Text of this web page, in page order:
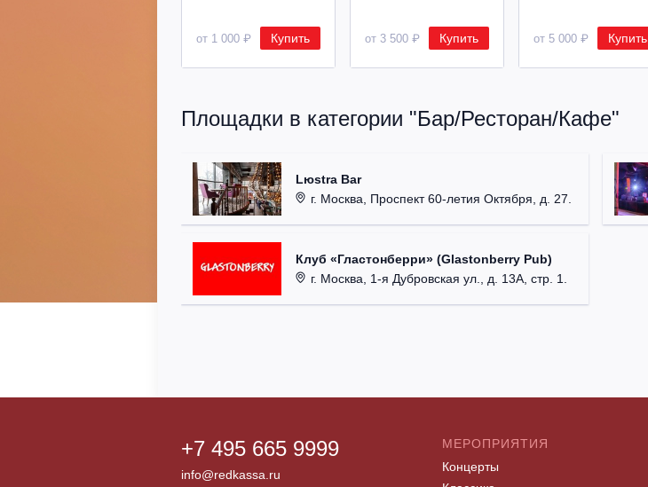
от 1 000 ₽ Купить от 3 500 ₽ Купить от 5 000 ₽ Купить
Площадки в категории "Бар/Ресторан/Кафе"
Lюstra Bar
г. Москва, Проспект 60-летия Октября, д. 27.
Клуб «Гластонберри» (Glastonberry Pub)
г. Москва, 1-я Дубровская ул., д. 13А, стр. 1.
+7 495 665 9999
info@redkassa.ru
МЕРОПРИЯТИЯ
Концерты